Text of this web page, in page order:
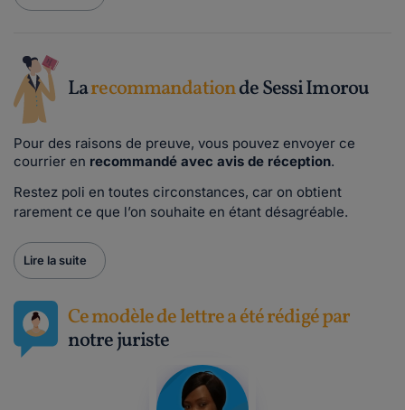
Larecommandationde Sessi Imorou
Pour des raisons de preuve, vous pouvez envoyer ce
courrier en recommandé avec avis de réception.
Restez poli en toutes circonstances, car on obtient
rarement ce que l’on souhaite en étant désagréable.
Lire la suite
Ce modèle de lettre a été rédigé par
notre juriste